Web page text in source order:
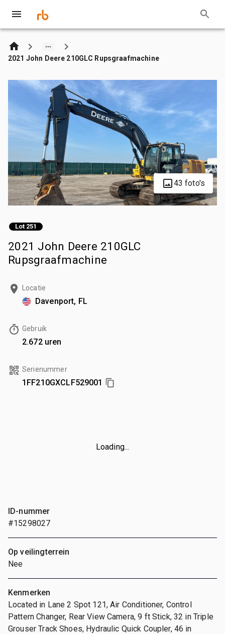
2021 John Deere 210GLC Rupsgraafmachine
43 foto's
Lot 251
2021 John Deere 210GLC
Rupsgraafmachine
Locatie
Davenport, FL
Gebruik
2.672 uren
Serienummer
1FF210GXCLF529001
Loading...
ID-nummer
#15298027
Op veilingterrein
Nee
Kenmerken
Located in Lane 2 Spot 121, Air Conditioner, Control
Pattern Changer, Rear View Camera, 9 ft Stick, 32 in Triple
Grouser Track Shoes, Hydraulic Quick Coupler, 46 in